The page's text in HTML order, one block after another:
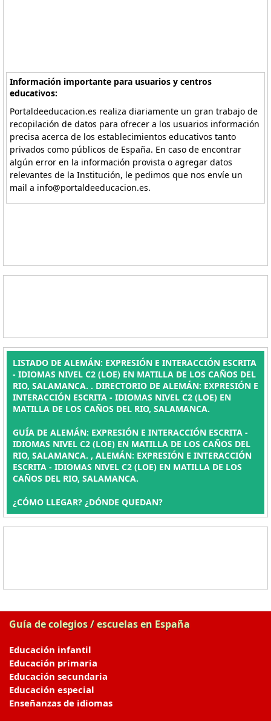
Información importante para usuarios y centros
educativos:
Portaldeeducacion.es realiza diariamente un gran trabajo de
recopilación de datos para ofrecer a los usuarios información
precisa acerca de los establecimientos educativos tanto
privados como públicos de España. En caso de encontrar
algún error en la información provista o agregar datos
relevantes de la Institución, le pedimos que nos envíe un
mail a info@portaldeeducacion.es.
LISTADO DE ALEMÁN: EXPRESIÓN E INTERACCIÓN ESCRITA
- IDIOMAS NIVEL C2 (LOE) EN MATILLA DE LOS CAÑOS DEL
RIO, SALAMANCA. . DIRECTORIO DE ALEMÁN: EXPRESIÓN E
INTERACCIÓN ESCRITA - IDIOMAS NIVEL C2 (LOE) EN
MATILLA DE LOS CAÑOS DEL RIO, SALAMANCA.
GUÍA DE ALEMÁN: EXPRESIÓN E INTERACCIÓN ESCRITA -
IDIOMAS NIVEL C2 (LOE) EN MATILLA DE LOS CAÑOS DEL
RIO, SALAMANCA. , ALEMÁN: EXPRESIÓN E INTERACCIÓN
ESCRITA - IDIOMAS NIVEL C2 (LOE) EN MATILLA DE LOS
CAÑOS DEL RIO, SALAMANCA.
¿CÓMO LLEGAR? ¿DÓNDE QUEDAN?
Guía de colegios / escuelas en España
Educación infantil
Educación primaria
Educación secundaria
Educación especial
Enseñanzas de idiomas